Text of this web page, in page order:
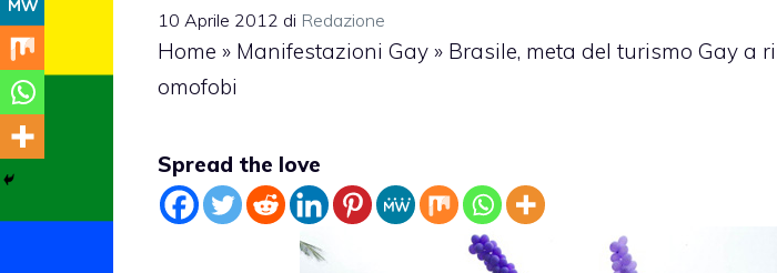
10 Aprile 2012 di Redazione
Home » Manifestazioni Gay » Brasile, meta del turismo Gay a
omofobi
Spread the love